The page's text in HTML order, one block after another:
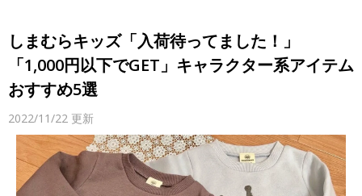
しまむらキッズ「入荷待ってました！」
「1,000円以下でGET」キャラクター系アイテム
おすすめ5選
2022/11/22 更新